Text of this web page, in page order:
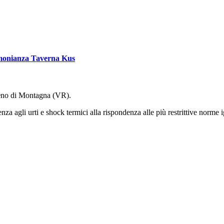
Taverna Kus
di Montagna (VR).
agli urti e shock termici alla rispondenza alle più restrittive norme